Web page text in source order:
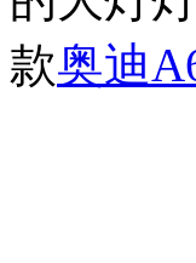
款奥迪